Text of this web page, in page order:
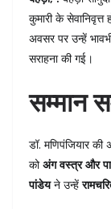
कुमारी के
अवसर पर उन्हें
सराहना की गई।
सम्मान
डॉ. मणिपंजियार की
कोअंग वस्त्र और
पांडेयने उन्हें